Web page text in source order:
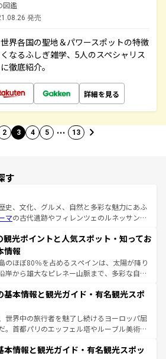
図鑑
発売
界各国の聖地＆パワースポットの特徴
なるふしぎ雑学、5人のスペシャリス
徹底紹介。
詳細を見る
2 3 4 5 … 13
す
史、文化、グルメ、自然と多彩な魅力にあふ
マの古代遺跡やフィレンツェのルネッサンス
ーナの美しい田園風景やアマルフィ海岸の絶
景観も見逃せない。観光の合間には、本場の
など、絶品のイタリア料理を堪能することも
覚めてから夜眠るまで、すべての瞬間を楽し
イタリア情報はコンテンツ一覧を参照してほ
観光ポイントと人気スポット・知ってお
情報
のほぼ80％を占めるスペインは、太陽が降り
岸から雄大なピレネー山脈まで、多彩な自然
この国では、情熱的なフラメンコ、熱気あふ
して美味しいタパスが生活の一部となってい
リードの洗練された雰囲気や、バルセロナの
た街角から、地方では古代ローマ遺跡や中世
よって風土や気候が異なるスペインはその個
基本情報と観光ガイド・有名観光スポ
世界中の旅行者を魅了し続けるヨーロッパ屈
。首都パリのエッフェル塔やルーブル美術館
力が詰まっている。華麗な宮殿、歴史的な大
本情報と観光ガイド・有名観光スポッ